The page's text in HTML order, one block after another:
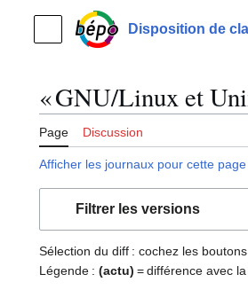
contenu
Menu principalDisposition de
« GNU/Linux et
Page Discussion
Afficher les journaux pour cette page
Filtrer les versions
Sélection du diff : cochez les
Légende : (actu) = différence avec